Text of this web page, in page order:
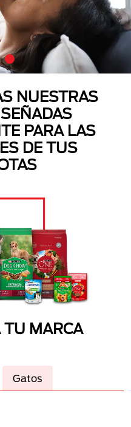
NUESTRAS
PARA LAS
DE TUS
TU MARCA
Gatos